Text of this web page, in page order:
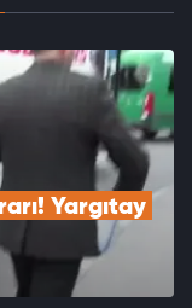
Yargıtay